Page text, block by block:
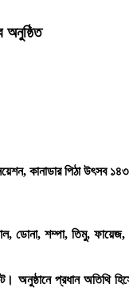
কানাডার পিঠা উৎসব
শম্পা, তিমু, ফায়েজ,
প্রধান অতিথি